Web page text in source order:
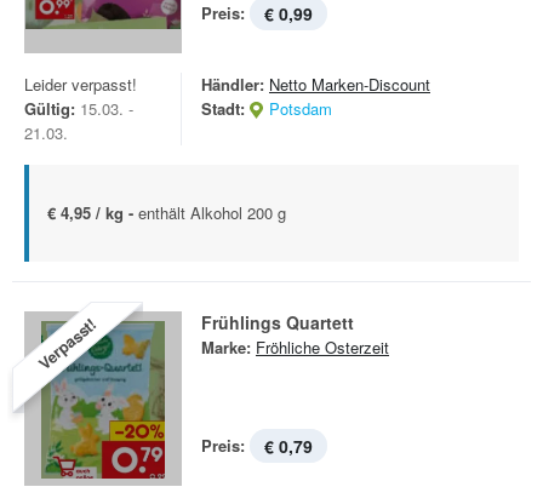
Preis: € 0,99
Leider verpasst!
Gültig: 15.03. -
21.03.
Händler: Netto Marken-Discount
Stadt:
Potsdam
€ 4,95 / kg - enthält Alkohol 200 g
Verpasst! Frühlings Quartett
Marke: Fröhliche Osterzeit
Preis: € 0,79